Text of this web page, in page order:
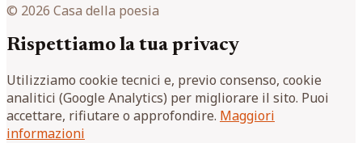
© 2026 Casa della poesia
Rispettiamo la tua privacy
Utilizziamo cookie tecnici e, previo consenso, cookie
analitici (Google Analytics) per migliorare il sito. Puoi
accettare, rifiutare o approfondire. Maggiori
informazioni